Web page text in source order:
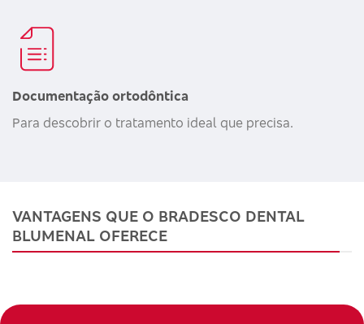
Documentação ortodôntica
Para descobrir o tratamento ideal que precisa.
VANTAGENS QUE O BRADESCO DENTAL
BLUMENAL OFERECE